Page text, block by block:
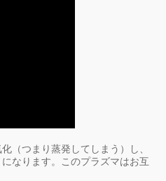
（つまり蒸発してしまう）し、
なります。このプラズマはお互